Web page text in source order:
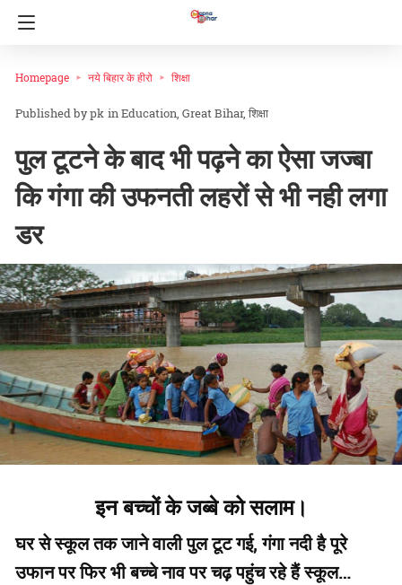
Homepage नये बिहार के हीरो शिक्षा
pk inEducation Great Bihar शिक्षा
पुल टूटने के बाद भी पढ़ने का ऐसा जज्बा
कि गंगा की उफनती लहरों से भी नही लगा
डर
इन बच्चों के जब्बे को सलाम।
घर से स्कूल तक जाने वाली पुल टूट गई, गंगा नदी है पूरे
उफान पर फिर भी बच्चे नाव पर चढ़ पहुंच रहे हैं स्कूल…